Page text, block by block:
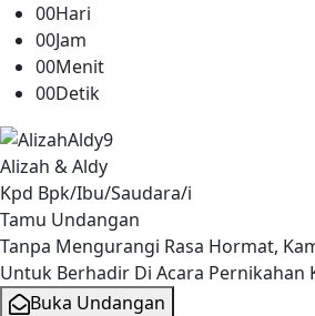
00Hari
00Jam
00Menit
00Detik
Alizah & Aldy
Kpd Bpk/Ibu/Saudara/i
Tamu Undangan
Tanpa Mengurangi Rasa Hormat,
Untuk Berhadir Di Acara Pernikahan
Buka Undangan